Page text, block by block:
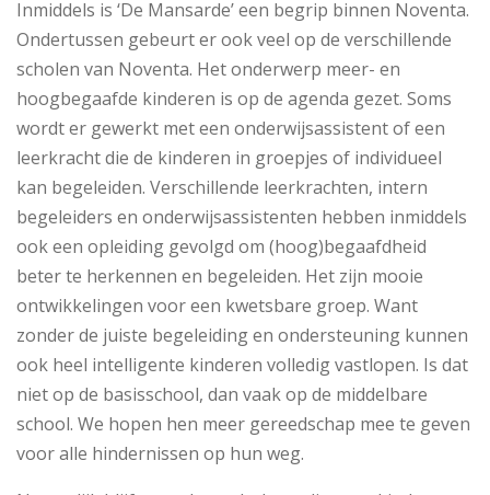
Inmiddels is ‘De Mansarde’ een begrip binnen Noventa.
Ondertussen gebeurt er ook veel op de verschillende
scholen van Noventa. Het onderwerp meer- en
hoogbegaafde kinderen is op de agenda gezet. Soms
wordt er gewerkt met een onderwijsassistent of een
leerkracht die de kinderen in groepjes of individueel
kan begeleiden. Verschillende leerkrachten, intern
begeleiders en onderwijsassistenten hebben inmiddels
ook een opleiding gevolgd om (hoog)begaafdheid
beter te herkennen en begeleiden. Het zijn mooie
ontwikkelingen voor een kwetsbare groep. Want
zonder de juiste begeleiding en ondersteuning kunnen
ook heel intelligente kinderen volledig vastlopen. Is dat
niet op de basisschool, dan vaak op de middelbare
school. We hopen hen meer gereedschap mee te geven
voor alle hindernissen op hun weg.